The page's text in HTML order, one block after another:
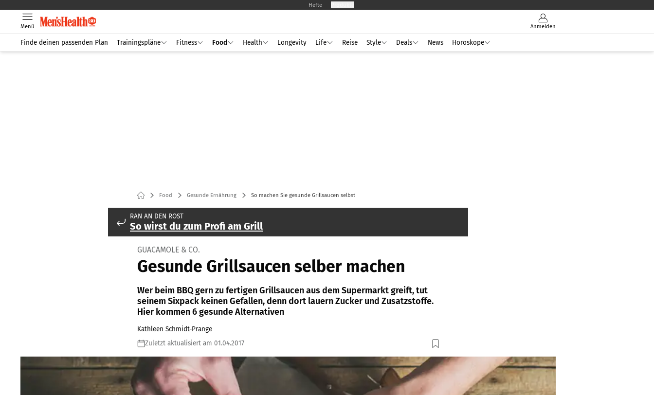
Hefte
Anmelden
Menü
Finde deinen passenden Plan Trainingspläne Fitness Food Health Longevity Life Reise Style Deals News Horoskope
Food Gesunde Ernährung So machen Sie gesunde Grillsaucen selbst
RAN AN DEN ROST
So wirst du zum Profi am Grill
GUACAMOLE & CO.
Gesunde Grillsaucen selber machen
Wer beim BBQ gern zu fertigen Grillsaucen aus dem Supermarkt greift, tut
seinem Sixpack keinen Gefallen, denn dort lauern Zucker und Zusatzstoffe.
Hier kommen 6 gesunde Alternativen
Kathleen Schmidt-Prange
Zuletzt aktualisiert am 01.04.2017